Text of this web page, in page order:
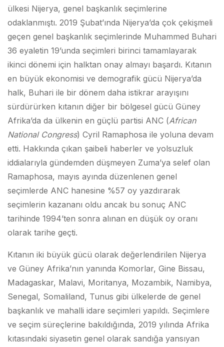
ülkesi Nijerya, genel başkanlık seçimlerine
odaklanmıştı. 2019 Şubat’ında Nijerya’da çok çekişmeli
geçen genel başkanlık seçimlerinde Muhammed Buhari
36 eyaletin 19’unda seçimleri birinci tamamlayarak
ikinci dönemi için halktan onay almayı başardı. Kıtanın
en büyük ekonomisi ve demografik gücü Nijerya’da
halk, Buhari ile bir dönem daha istikrar arayışını
sürdürürken kıtanın diğer bir bölgesel gücü Güney
Afrika’da da ülkenin en güçlü partisi ANC (African
National Congress) Cyril Ramaphosa ile yoluna devam
etti. Hakkında çıkan şaibeli haberler ve yolsuzluk
iddialarıyla gündemden düşmeyen Zuma’ya selef olan
Ramaphosa, mayıs ayında düzenlenen genel
seçimlerde ANC hanesine %57 oy yazdırarak
seçimlerin kazananı oldu ancak bu sonuç ANC
tarihinde 1994’ten sonra alınan en düşük oy oranı
olarak tarihe geçti.
Kıtanın iki büyük gücü olarak değerlendirilen Nijerya
ve Güney Afrika’nın yanında Komorlar, Gine Bissau,
Madagaskar, Malavi, Moritanya, Mozambik, Namibya,
Senegal, Somaliland, Tunus gibi ülkelerde de genel
başkanlık ve mahalli idare seçimleri yapıldı. Seçimlere
ve seçim süreçlerine bakıldığında, 2019 yılında Afrika
kıtasındaki siyasetin genel olarak sandığa yansıyan